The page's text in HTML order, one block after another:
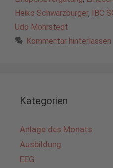
Heiko Schwarzburger, IBC
Udo Möhrstedt
Kommentar hinterlassen
Kategorien
Anlage des Monats
Ausbildung
EEG